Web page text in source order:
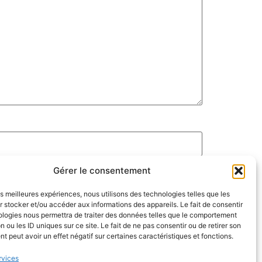
Gérer le consentement
meilleures expériences, nous utilisons des technologies telles que les
stocker et/ou accéder aux informations des appareils. Le fait de consentir
nous permettra de traiter des données telles que le comportement
ou les ID uniques sur ce site. Le fait de ne pas consentir ou de retirer son
peut avoir un effet négatif sur certaines caractéristiques et fonctions.